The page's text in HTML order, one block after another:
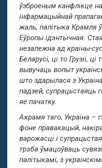
ўзброеным канфлікце на
інфармацыйнай
жаль, палітыка Крамля
Еўропы ідэнтычная.
незалежна ад краіны-
Беларусі, ці то Грузіі,
вывучаць вопыт
што здарылася з
падзей, супрацьстаяць
яе пачатку.
Акрамя таго, Украіна –
фоне правакацый,
варожасці і
трэба ўмацоўваць
палітыкамі, з